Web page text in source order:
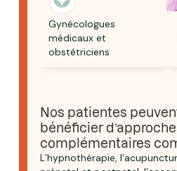
Gynécologues
médicaux et
obstétriciens
Nos patientes
bénéficier
complémentaires
L’hypnothérapie,